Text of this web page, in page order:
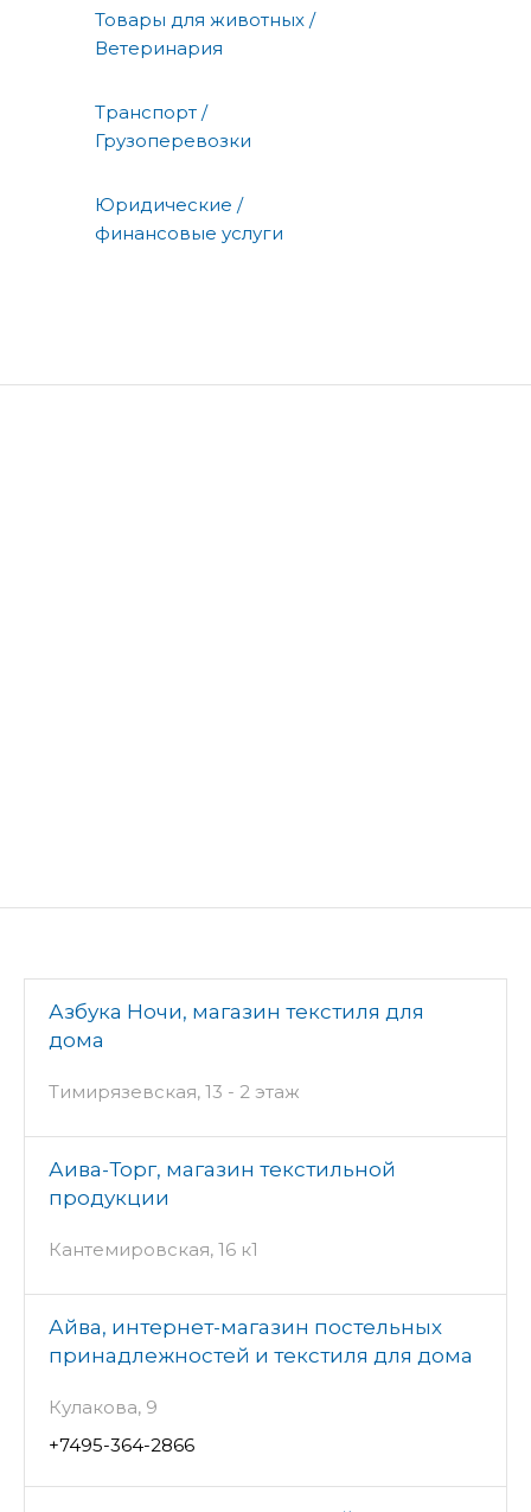
Товары для животных /
Ветеринария
Транспорт /
Грузоперевозки
Юридические /
финансовые услуги
Азбука Ночи, магазин текстиля для
дома
Тимирязевская, 13 - 2 этаж
Аива-Торг, магазин текстильной
продукции
Кантемировская, 16 к1
Айва, интернет-магазин постельных
принадлежностей и текстиля для дома
Кулакова, 9
+7495-364-2866